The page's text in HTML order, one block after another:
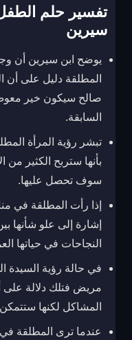
تفسير حلم
سيرين
يوضح ابن سيرين أن
المطلقة دليل على أن
صالح سيكون خير
السابقة.
تبشر رؤية المرأة
بأنها ستربح الكثير
سوف تحصل عليها.
إذا رأت المطلقة في
إشارة إلى علو شأنها
النجاحات في حياتها
في حالة رؤية السيدة
مريض فتلك دلالة على
المشاكل لكنها
عندما ترى المطلقة